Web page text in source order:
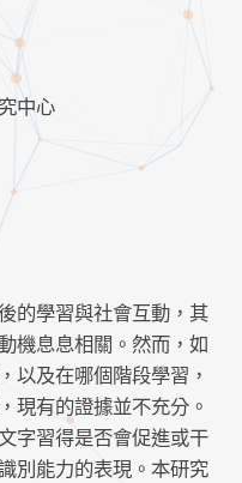
中心
的學習與社會互動，其
機息息相關。然而，如
以及在哪個階段學習，
現有的證據並不充分。
字習得是否會促進或干
別能力的表現。本研究